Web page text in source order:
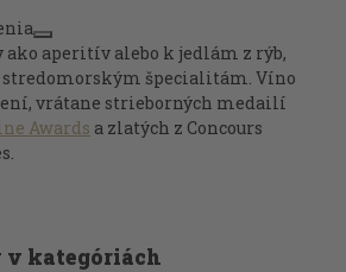
ako aperitív alebo k jedlám z rýb,
stredomorským špecialitám. Víno
vrátane strieborných medailí
Awards a zlatých z Concours
v kategóriách